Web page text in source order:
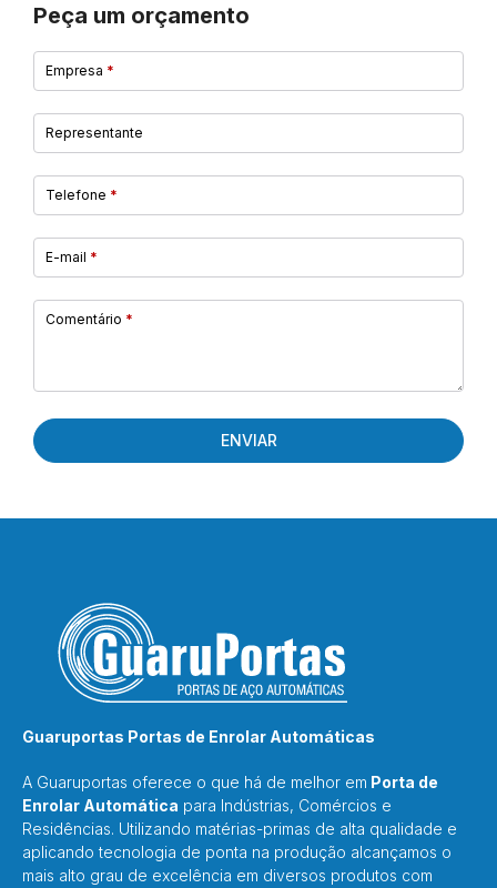
Peça um orçamento
Empresa *
Representante
Telefone *
E-mail *
Comentário *
ENVIAR
Guaruportas Portas de Enrolar Automáticas
A Guaruportas oferece o que há de melhor em Porta de
Enrolar Automática para Indústrias, Comércios e
Residências. Utilizando matérias-primas de alta qualidade e
aplicando tecnologia de ponta na produção alcançamos o
mais alto grau de excelência em diversos produtos com